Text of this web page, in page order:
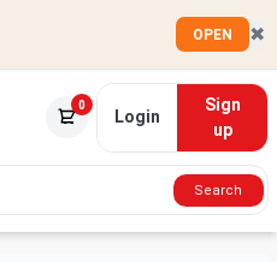
OPEN ✖
0
Login
Sign
up
Search